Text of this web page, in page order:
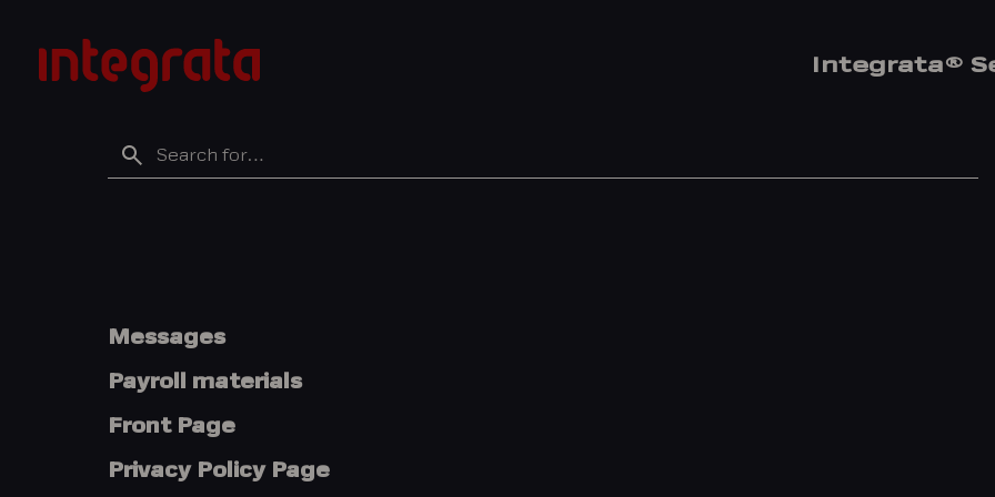
content
Integratan
tietopankki
Integrata®
Search
for
Messages
Payroll materials
Front Page
Privacy Policy Page